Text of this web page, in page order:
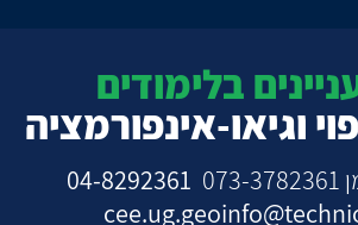
וגיאו-אינפורמציה
04-8292361